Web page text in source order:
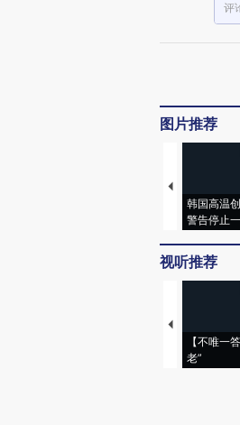
评
图片推荐
韩国高温
警告停止
视听推荐
【不唯一
老”